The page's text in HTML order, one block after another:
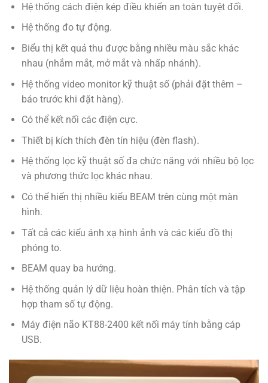
Hệ thống cách điện kép điều khiển an toàn tuyệt đối.
Hệ thống đo tự động.
Biểu thị kết quả thu được bằng nhiều màu sắc khác
nhau (nhắm mắt, mở mắt và nhấp nhánh).
Hệ thống video monitor kỹ thuật số (phải đặt thêm –
báo trước khi đặt hàng).
Có thể kết nối các điện cực.
Thiết bị kích thích đèn tín hiệu (đèn flash).
Hệ thống lọc kỹ thuật số đa chức năng với nhiều bộ lọc
và phương thức lọc khác nhau.
Có thể hiển thị nhiều kiểu BEAM trên cùng một màn
hình.
Tất cả các kiểu ánh xạ hình ảnh và các kiểu đồ thị
phóng to.
BEAM quay ba hướng.
Hệ thống quản lý dữ liệu hoàn thiện. Phân tích và tập
hợp tham số tự động.
Máy điện não KT88-2400 kết nối máy tính bằng cáp
USB.